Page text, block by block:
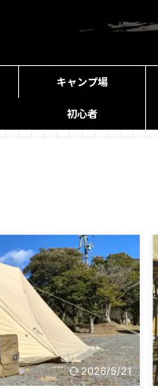
キャンプ場
初心者
2026/5/21